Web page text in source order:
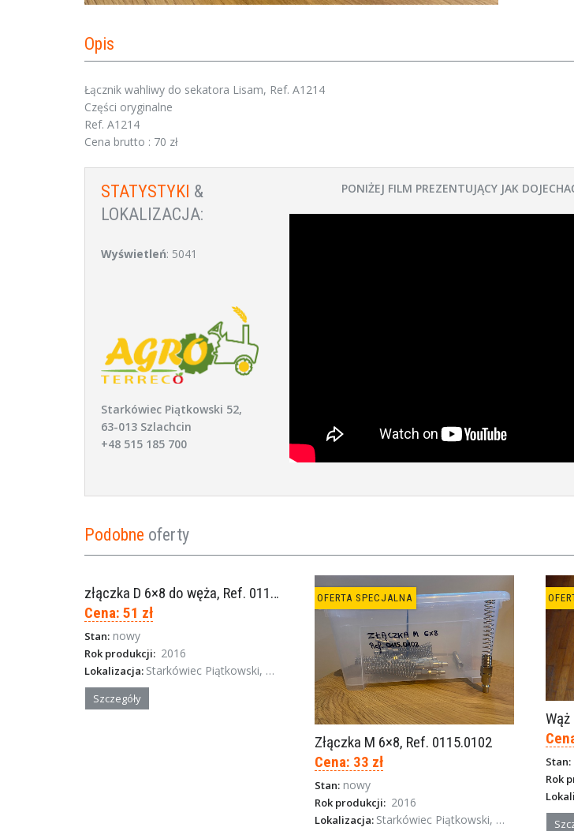
Opis
Łącznik wahliwy do sekatora Lisam, Ref. A1214
Części oryginalne
Ref. A1214
Cena brutto : 70 zł
STATYSTYKI &
LOKALIZACJA:
Wyświetleń: 5041
Starkówiec Piątkowski 52,
63-013 Szlachcin
+48 515 185 700
PONIŻEJ FILM PREZENTUJĄCY JAK
Podobne oferty
OFERTA SPECJALNA
złączka D 6×8 do węża, Ref. 0113.0106
Cena: 51 zł
Stan: nowy
Rok produkcji: 2016
Lokalizacja: Starkówiec Piątkowski, Wielkopolska
Szczegóły
OFERTA SPECJALNA
Złączka M 6×8, Ref. 0115.0102
Cena: 33 zł
Stan: nowy
Rok produkcji: 2016
Lokalizacja: Starkówiec Piątkowski, Wielkopolska
Stan:
Rok